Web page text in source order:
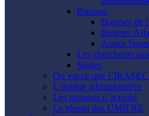
Bourses
Bourses de
Bourses
Autres
Les chercheurs
Stages
Qu’est-ce que
L’équipe administrative
Les rapports d’activité
Le réseau des UMIFRE